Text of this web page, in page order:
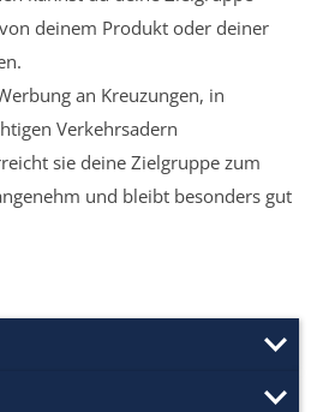
deinem Produkt oder deiner
an Kreuzungen, in
Verkehrsadern
sie deine Zielgruppe zum
und bleibt besonders gut